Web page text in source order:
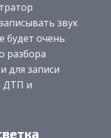
звук
будет очень
разбора
для записи
ДТП и